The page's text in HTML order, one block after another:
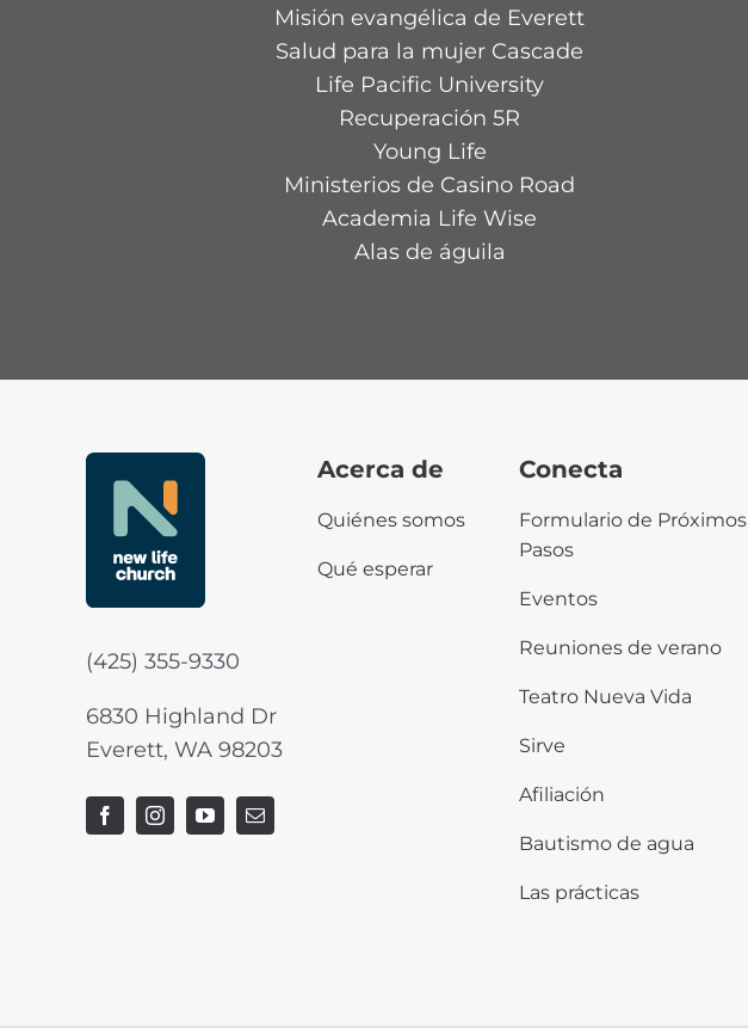
Misión evangélica de Everett
Salud para la mujer Cascade
Life Pacific University
Recuperación 5R
Young Life
Ministerios de Casino Road
Academia Life Wise
Alas de águila
(425) 355-9330
6830 Highland Dr
Everett, WA 98203
Acerca de
Quiénes somos
Qué esperar
Conecta
Formulario de Próximos
Pasos
Eventos
Reuniones de verano
Teatro Nueva Vida
Sirve
Afiliación
Bautismo de agua
Las prácticas